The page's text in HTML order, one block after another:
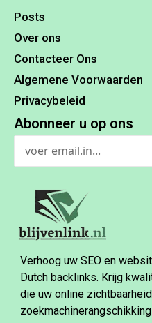
Posts
Over ons
Contacteer Ons
Algemene Voorwaarden
Privacybeleid
Abonneer u op ons
Verhoog uw SEO en
Dutch backlinks. Krijg
die uw online